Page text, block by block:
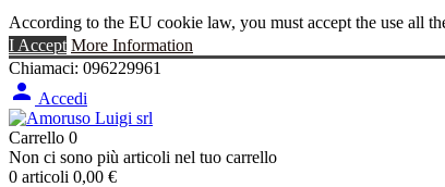
According to the EU cookie law, you must accept the use all
I Accept More Information
Chiamaci: 096229961
 Accedi
Carrello 0
Non ci sono più articoli nel tuo carrello
0 articoli 0,00 €